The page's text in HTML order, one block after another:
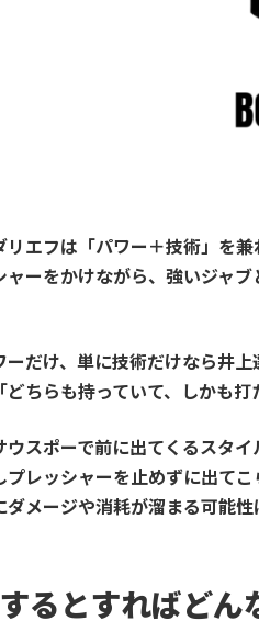
リエフは「パワー＋技術」を兼
ャーをかけながら、強いジャ
ーだけ、単に技術だけなら井上
どちらも持っていて、しかも打
ウスポーで前に出てくるスタ
プレッシャーを止めずに出て
ダメージや消耗が溜まる可能性
るとすればどん